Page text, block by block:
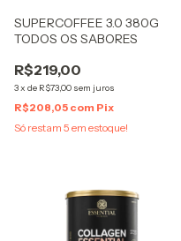
SUPERCOFFEE 3.0 380G
TODOS OS SABORES
R$219,00
3x de R$73,00 sem juros
R$208,05 com Pix
Só restam 5 em estoque!